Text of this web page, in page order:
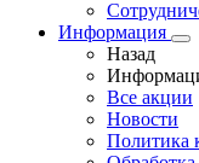
Информация
Назад
Все акции
Новости
Политика